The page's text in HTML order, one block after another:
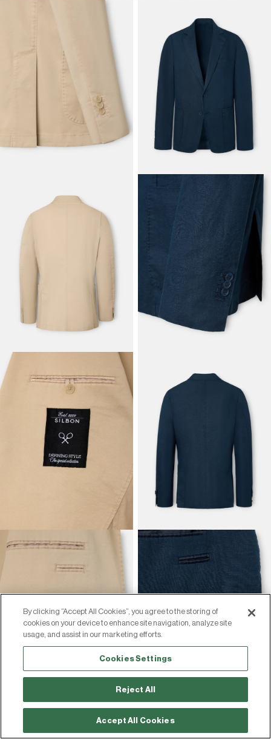
#EDE8D0
+4
By clicking “Accept All Cookies”, you agree to the storing of
cookies on your device to enhance site navigation, analyze site
usage, and assist in our marketing efforts.
Cookies Settings
Reject All
Accept All Cookies